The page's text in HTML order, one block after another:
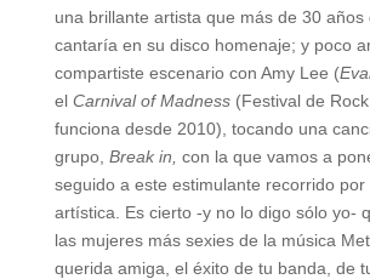
una brillante artista que más de 30 años
cantaría en su disco homenaje; y poco
compartiste escenario con Amy Lee (
el Carnival of Madness (Festival de
funciona desde 2010), tocando una
grupo, Break in, con la que vamos a
seguido a este estimulante recorrido por
artística. Es cierto -y no lo digo sólo yo-
las mujeres más sexies de la música
querida amiga, el éxito de tu banda, de